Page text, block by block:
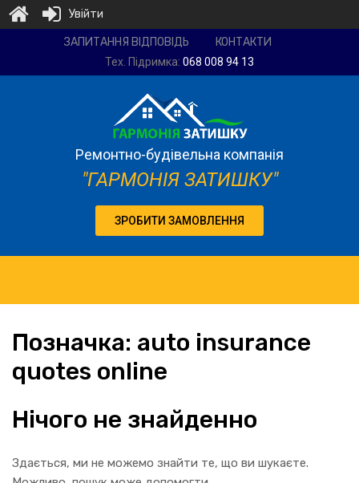
компанія
ЗАПИТАННЯ ВІДПОВІДЬ КОНТАКТИ
Тех. Підримка: 068 008 94 13
Ремонтно-будівельна компанія
"ГАРМОНІЯ ЗАТИШКУ"
ЗРОБИТИ ЗАМОВЛЕННЯ
Позначка: auto insurance
quotes online
Нічого не знайденно
Здається, ми не можемо знайти те, що ви шукаєте.
Увійти